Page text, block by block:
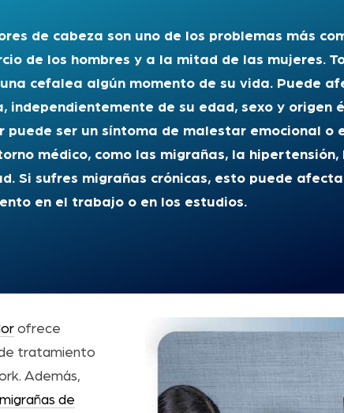
de cabeza son uno de los problemas más
de los hombres y a la mitad de las mujeres.
cefalea algún momento de su vida. Puede
independientemente de su edad, sexo y origen
puede ser un síntoma de malestar emocional o
médico, como las migrañas, la hipertensión,
Si sufres migrañas crónicas, esto puede
en el trabajo o en los estudios.
ofrece
tratamiento
Además,
de